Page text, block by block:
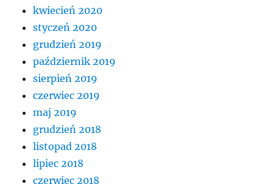
kwiecień 2020
styczeń 2020
grudzień 2019
październik 2019
sierpień 2019
czerwiec 2019
maj 2019
grudzień 2018
listopad 2018
lipiec 2018
czerwiec 2018